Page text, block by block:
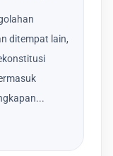
ditempat lain,